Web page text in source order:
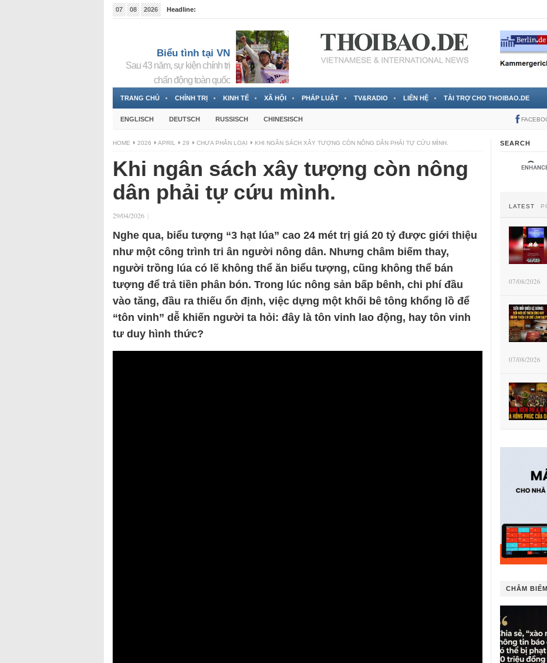
07 08 2026
Headline:
Biểu tình tại VN
Sau 43 năm, sự kiện chính trị
chấn động toàn quốc
TRANG CHỦ CHÍNH TRỊ KINH TẾ XÃ HỘI PHÁP LUẬT TV&RADIO LIÊN HỆ TÀI TRỢ CHO THOIBAO.DE
ENGLISCH DEUTSCH RUSSISCH CHINESISCH
HOME 2026 APRIL 29 CHƯA PHÂN LOẠI KHI NGÂN SÁCH XÂY TƯỢNG CÒN NÔNG DÂN PHẢI TỰ CỨU MÌNH.
Khi ngân sách xây tượng còn nông
dân phải tự cứu mình.
29/04/2026 |
Nghe qua, biểu tượng “3 hạt lúa” cao 24 mét trị giá 20 tỷ được giới thiệu
như một công trình tri ân người nông dân. Nhưng châm biếm thay,
người trồng lúa có lẽ không thể ăn biểu tượng, cũng không thể bán
tượng để trả tiền phân bón. Trong lúc nông sản bấp bênh, chi phí đầu
vào tăng, đầu ra thiếu ổn định, việc dựng một khối bê tông khổng lồ để
“tôn vinh” dễ khiến người ta hỏi: đây là tôn vinh lao động, hay tôn vinh
tư duy hình thức?
SEARCH
LATEST
07/08/2026
07/08/2026
CHÂM BIẾM